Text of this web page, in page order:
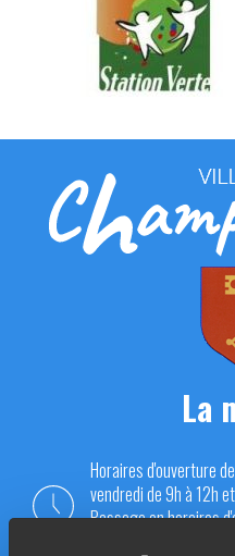
La
Horaires d'ouverture
vendredi de 9h à 12h
Passage en horaires
du lundi au vendredi